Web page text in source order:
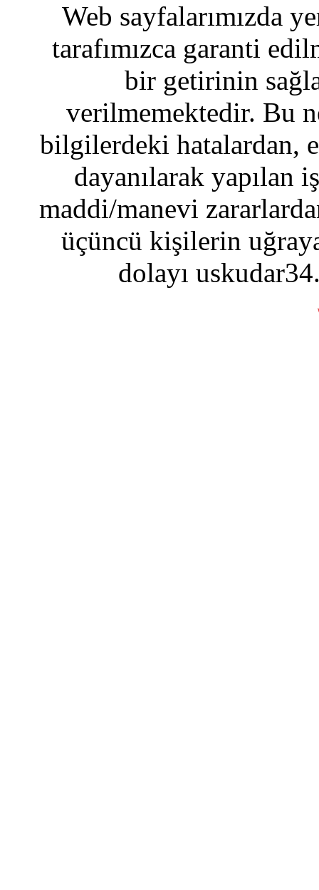
Web sayfalarımızda
tarafımızca garanti
bir getirinin
verilmemektedir. Bu
bilgilerdeki hatalardan,
dayanılarak yapılan
maddi/manevi
üçüncü kişilerin
dolayı